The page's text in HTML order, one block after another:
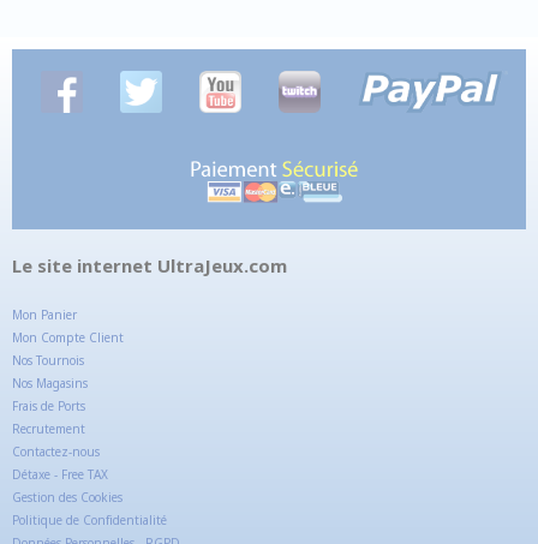
Le site internet UltraJeux.com
Mon Panier
Mon Compte Client
Nos Tournois
Nos Magasins
Frais de Ports
Recrutement
Contactez-nous
Détaxe - Free TAX
Gestion des Cookies
Politique de Confidentialité